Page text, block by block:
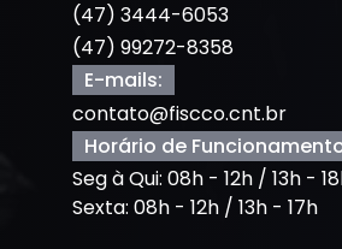
(47) 3444-6053
(47) 99272-8358
E-mails:
contato@fiscco.cnt.br
Horário de
Seg à Qui: 08h - 12h / 13h -
Sexta: 08h - 12h / 13h - 17h